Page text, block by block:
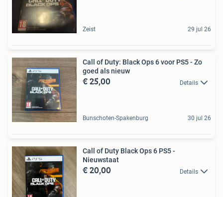
Zeist 29 jul 26
Call of Duty: Black Ops 6 voor PS5 - Zo
goed als nieuw
€ 25,00 Details
Bunschoten-Spakenburg 30 jul 26
Call of Duty Black Ops 6 PS5 -
Nieuwstaat
€ 20,00 Details